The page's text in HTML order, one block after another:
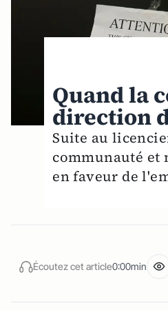
Quand la
direction
Suite au
communauté et
en faveur de
Écoutez cet article0:00min